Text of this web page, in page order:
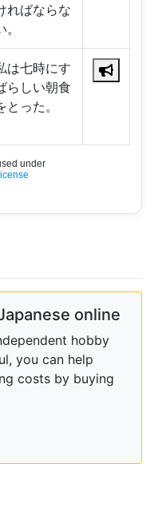
ればならな
。
は七時にす
らしい朝食
とった。
under
online
hobby
you can help
costs by buying